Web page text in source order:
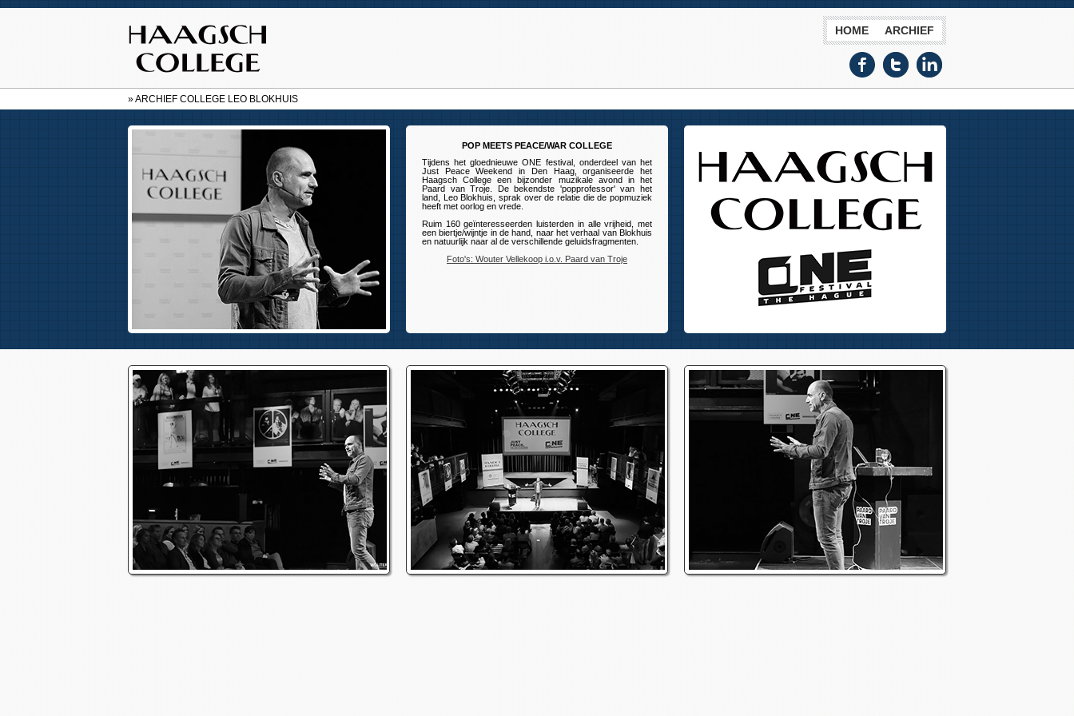
HOME ARCHIEF
» ARCHIEF COLLEGE LEO BLOKHUIS
POP MEETS PEACE/WAR COLLEGE
Tijdens het gloednieuwe ONE festival, onderdeel van het
Just Peace Weekend in Den Haag, organiseerde het
Haagsch College een bijzonder muzikale avond in het
Paard van Troje. De bekendste 'popprofessor' van het
land, Leo Blokhuis, sprak over de relatie die de popmuziek
heeft met oorlog en vrede.
Ruim 160 geïnteresseerden luisterden in alle vrijheid, met
een biertje/wijntje in de hand, naar het verhaal van Blokhuis
en natuurlijk naar al de verschillende geluidsfragmenten.
Foto's: Wouter Vellekoop i.o.v. Paard van Troje